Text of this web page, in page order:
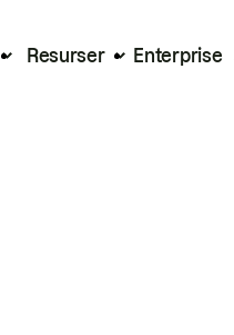
Resurser Enterprise